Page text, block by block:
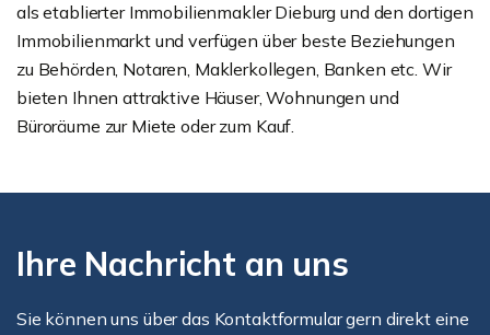
als etablierter Immobilienmakler Dieburg und den dortigen
Immobilienmarkt und verfügen über beste Beziehungen
zu Behörden, Notaren, Maklerkollegen, Banken etc. Wir
bieten Ihnen attraktive Häuser, Wohnungen und
Büroräume zur Miete oder zum Kauf.
Ihre Nachricht an uns
Sie können uns über das Kontaktformular gern direkt eine